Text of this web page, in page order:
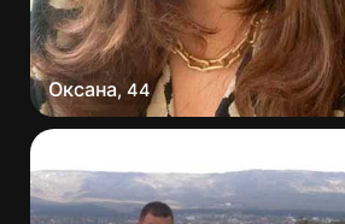
Оксана,44